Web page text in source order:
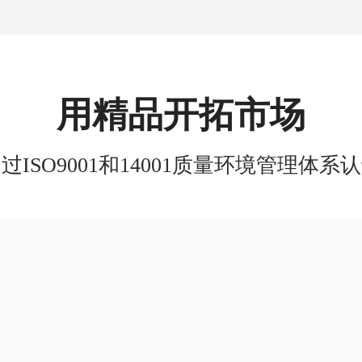
用精品开拓市场
ISO9001和14001质量环境管理体系